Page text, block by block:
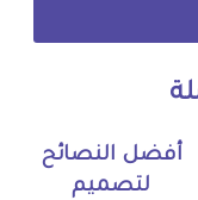
أفضل النصائح
لتصميم